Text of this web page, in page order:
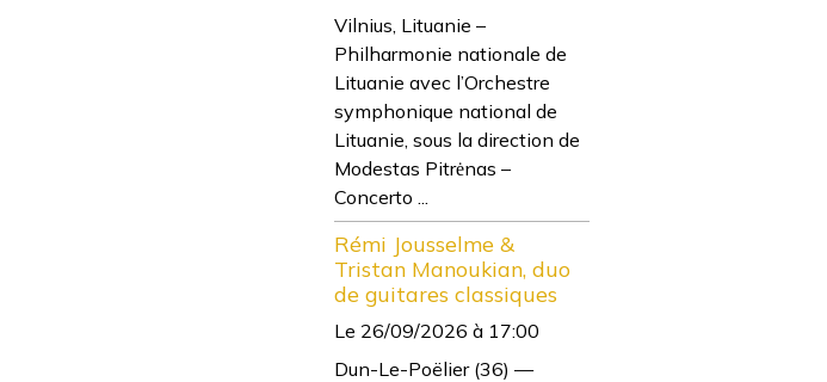
Vilnius, Lituanie –
Philharmonie nationale de
Lituanie avec l’Orchestre
symphonique national de
Lituanie, sous la direction de
Modestas Pitrėnas –
Concerto ...
Rémi Jousselme &
Tristan Manoukian, duo
de guitares classiques
Le 26/09/2026 à 17:00
Dun-Le-Poëlier (36) —